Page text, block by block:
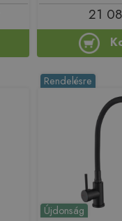
21
Újdonság
Rendelésre